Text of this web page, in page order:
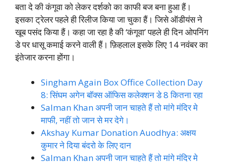
बता दे की कंगूवा को लेकर दर्शको का काफी बज बना हुआ हैं।
इसका ट्रेलर पहले ही रिलीज किया जा चुका हैं। जिसे ऑडीयंस ने
खूब पसंद किया हैं। कहा जा रहा है की ‘कंगूवा’ पहले ही दिन ओपनिंग
डे पर धासू कमाई करने वाली हैं। फ़िहलाल इसके लिए 14 नवंबर का
इंतेजार करना होंगा।
Singham Again Box Office Collection Day
8: सिंघम अगेन बॉक्स ऑफिस कलेक्शन डे 8 कितना रहा
Salman Khan अपनी जान चाहते हैं तो मांगे मंदिर मे
माफी, नहीं तो जान से मर देगे।
Akshay Kumar Donation Auodhya: अक्षय
कुमार ने दिया बंदरो के लिए दान
Salman Khan अपनी जान चाहते हैं तो मांगे मंदिर मे